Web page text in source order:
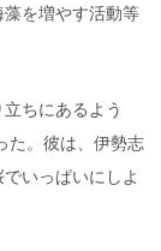
を増やす活動等
ちにあるよう
た。彼は、伊勢志
いっぱいにしよ